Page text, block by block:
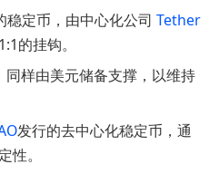
稳定币，由中心化公司 Tether
的挂钩。
同样由美元储备支撑，以维持
发行的去中心化稳定币，通
性。